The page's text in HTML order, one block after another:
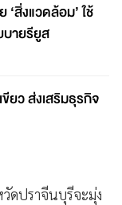
‘สิ่งแวดล้อม’ ใช้
บายรียูส
ยว ส่งเสริมธุรกิจ
ดปราจีนบุรีจะมุ่ง